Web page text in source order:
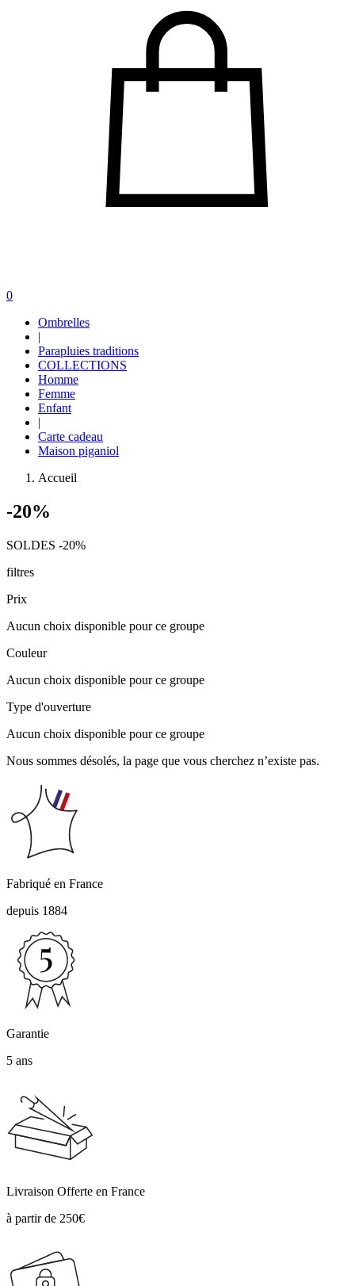
0
Ombrelles
|
Parapluies traditions
COLLECTIONS
Homme
Femme
Enfant
|
Carte cadeau
Maison piganiol
Accueil
-20%
SOLDES -20%
filtres
Prix
Aucun choix disponible pour ce groupe
Couleur
Aucun choix disponible pour ce groupe
Type d'ouverture
Aucun choix disponible pour ce groupe
Nous sommes désolés, la page que vous cherchez n’existe pas.
Fabriqué en France
depuis 1884
Garantie
5 ans
Livraison Offerte en France
à partir de 250€